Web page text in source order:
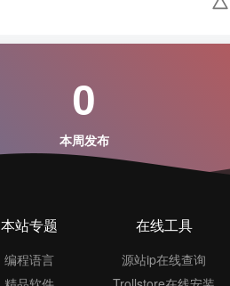
0
本周发布
本站专题
编程语言
在线工具
源站ip在线查询